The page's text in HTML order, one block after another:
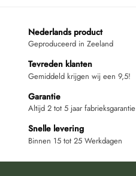
Nederlands product
Geproduceerd in Zeeland
Tevreden klanten
Gemiddeld krijgen wij een 9,5!
Garantie
Altijd 2 tot 5 jaar fabrieksgarantie
Snelle levering
Binnen 15 tot 25 Werkdagen